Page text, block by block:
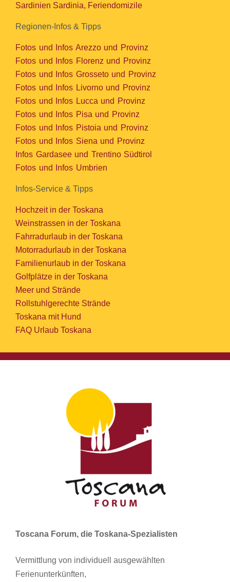
Sardinien Sardinia, Feriendomizile
Regionen-Infos & Tipps
Fotos und Infos Arezzo und Provinz
Fotos und Infos Florenz und Provinz
Fotos und Infos Grosseto und Provinz
Fotos und Infos Livorno und Provinz
Fotos und Infos Lucca und Provinz
Fotos und Infos Pisa und Provinz
Fotos und Infos Pistoia und Provinz
Fotos und Infos Siena und Provinz
Infos Gardasee und Trentino Südtirol
Fotos und Infos Umbrien
Infos-Service & Tipps
Hochzeit in der Toskana
Weinstrassen in der Toskana
Fahrradurlaub in der Toskana
Motorradurlaub in der Toskana
Familienurlaub in der Toskana
Golfplätze in der Toskana
Meer und Strände
Rollstuhlgerechte Strände
Toskana mit Hund
FAQ Urlaub Toskana
Toscana Forum, die Toskana-Spezialisten
Vermittlung von individuell ausgewählten
Ferienunterkünften,